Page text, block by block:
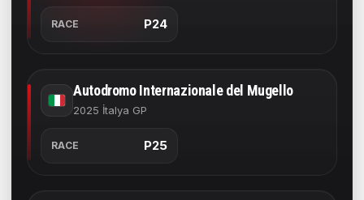
RACE P24
Autodromo Internazionale del Mugello
2025 İtalya GP
RACE P25